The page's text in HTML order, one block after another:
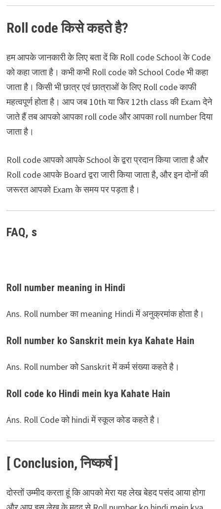
Roll code किसे कहते है?
हम आपके जानकारी के लिए बता दें कि Roll code School के Code
को कहा जाता है। कभी कभी Roll code को School Code भी कहा
जाता है। किसी भी छात्र एवं छात्राओं के लिए Roll code काफी
महत्वपूर्ण होता है। आप जब 10th या फिर 12th class की Exam देने
जाते हैं तब आपको आपका roll code और आपका roll number दिया
जाता है।
Roll code आपको आपके School के द्वरा प्रदान किया जाता है और
Roll code आपके Board द्वरा जारी किया जाता है, और इन दोनों की
जरूरत आपको Exam के समय पर पड़ता है।
FAQ, s
Roll number meaning in Hindi
Ans. Roll number का meaning Hindi में अनुक्रमांक होता है।
Roll number ko Sanskrit mein kya Kahate Hain
Ans. Roll number को Sanskrit में कर्म संख्या कहते है।
Roll code ko Hindi mein kya Kahate Hain
Ans. Roll Code को hindi में स्कूल कोड कहते है।
[ Conclusion, निष्कर्ष ]
दोस्तों उम्मीद करता हूं कि आपको मेरा यह लेख बेहद पसंद आया होगा